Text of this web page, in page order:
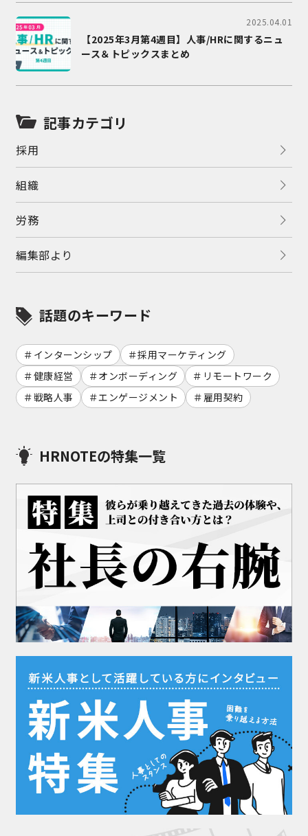
2025.04.01
【2025年3月第4週目】人事/HRに関するニュ
ース＆トピックスまとめ
記事カテゴリ
採用
組織
労務
編集部より
話題のキーワード
インターンシップ
採用マーケティング
健康経営
オンボーディング
リモートワーク
戦略人事
エンゲージメント 雇用契約
HRNOTEの特集一覧